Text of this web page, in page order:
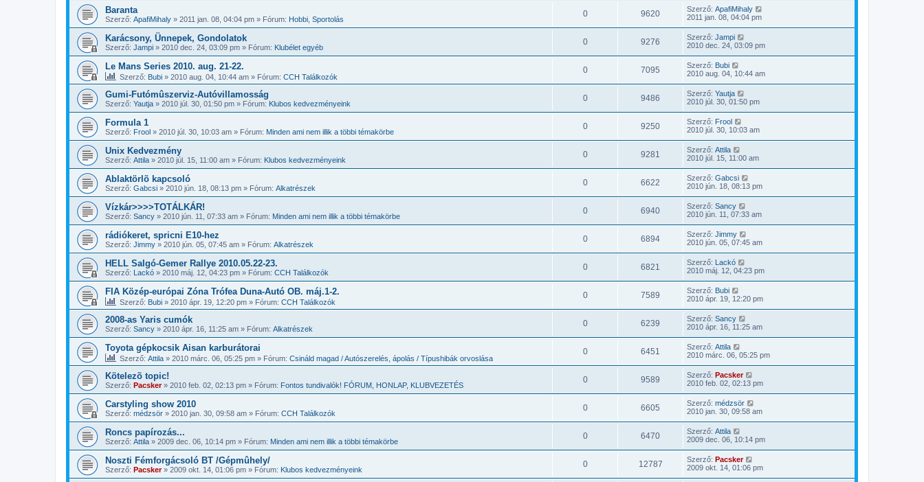
Baranta
Szerző: ApafiMihaly » 2011 jan. 08, 04:04 pm » Fórum: Hobbi, Sportolás
0 9620 Szerző: ApafiMihaly
2011 jan. 08, 04:04 pm
Karácsony, Ünnepek, Gondolatok
Szerző: Jampi » 2010 dec. 24, 03:09 pm » Fórum: Klubélet egyéb
0 9276 Szerző: Jampi
2010 dec. 24, 03:09 pm
Le Mans Series 2010. aug. 21-22.
Szerző: Bubi » 2010 aug. 04, 10:44 am » Fórum: CCH Találkozók
0 7095 Szerző: Bubi
2010 aug. 04, 10:44 am
Gumi-Futómûszerviz-Autóvillamosság
Szerző: Yautja » 2010 júl. 30, 01:50 pm » Fórum: Klubos kedvezményeink
0 9486 Szerző: Yautja
2010 júl. 30, 01:50 pm
Formula 1
Szerző: Frool » 2010 júl. 30, 10:03 am » Fórum: Minden ami nem illik a többi témakörbe
0 9250 Szerző: Frool
2010 júl. 30, 10:03 am
Unix Kedvezmény
Szerző: Attila » 2010 júl. 15, 11:00 am » Fórum: Klubos kedvezményeink
0 9281 Szerző: Attila
2010 júl. 15, 11:00 am
Ablaktörlõ kapcsoló
Szerző: Gabcsi » 2010 jún. 18, 08:13 pm » Fórum: Alkatrészek
0 6622 Szerző: Gabcsi
2010 jún. 18, 08:13 pm
Vízkár>>>>TOTÁLKÁR!
Szerző: Sancy » 2010 jún. 11, 07:33 am » Fórum: Minden ami nem illik a többi témakörbe
0 6940 Szerző: Sancy
2010 jún. 11, 07:33 am
rádiókeret, spricni E10-hez
Szerző: Jimmy » 2010 jún. 05, 07:45 am » Fórum: Alkatrészek
0 6894 Szerző: Jimmy
2010 jún. 05, 07:45 am
HELL Salgó-Gemer Rallye 2010.05.22-23.
Szerző: Lackó » 2010 máj. 12, 04:23 pm » Fórum: CCH Találkozók
0 6821 Szerző: Lackó
2010 máj. 12, 04:23 pm
FIA Közép-európai Zóna Trófea Duna-Autó OB. máj.1-2.
Szerző: Bubi » 2010 ápr. 19, 12:20 pm » Fórum: CCH Találkozók
0 7589 Szerző: Bubi
2010 ápr. 19, 12:20 pm
2008-as Yaris cumók
Szerző: Sancy » 2010 ápr. 16, 11:25 am » Fórum: Alkatrészek
0 6239 Szerző: Sancy
2010 ápr. 16, 11:25 am
Toyota gépkocsik Aisan karburátorai
Szerző: Attila » 2010 márc. 06, 05:25 pm » Fórum: Csináld magad / Autószerelés, ápolás / Típushibák orvoslása
0 6451 Szerző: Attila
2010 márc. 06, 05:25 pm
Kötelezõ topic!
Szerző: Pacsker» 2010 feb. 02, 02:13 pm » Fórum: Fontos tundivalók! FÓRUM, HONLAP, KLUBVEZETÉS
0 9589 Szerző: Pacsker
2010 feb. 02, 02:13 pm
Carstyling show 2010
Szerző: médzsör » 2010 jan. 30, 09:58 am » Fórum: CCH Találkozók
0 6605 Szerző: médzsör
2010 jan. 30, 09:58 am
Roncs papírozás...
Szerző: Attila » 2009 dec. 06, 10:14 pm » Fórum: Minden ami nem illik a többi témakörbe
0 6470 Szerző: Attila
2009 dec. 06, 10:14 pm
Noszti Fémforgácsoló BT /Gépmûhely/
Szerző: Pacsker» 2009 okt. 14, 01:06 pm » Fórum: Klubos kedvezményeink
0 12787 Szerző: Pacsker
2009 okt. 14, 01:06 pm